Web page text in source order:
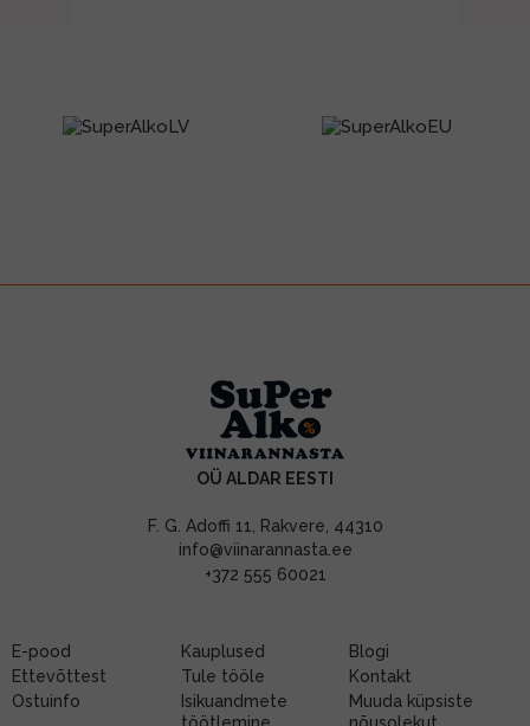
OÜ ALDAR EESTI
F. G. Adoffi 11, Rakvere, 44310
info@viinarannasta.ee
+372 555 60021
E-pood Kauplused
Blogi
Ettevõttest
Tule tööle
Kontakt
Ostuinfo
Isikuandmete
töötlemine
Muuda küpsiste
nõusolekut